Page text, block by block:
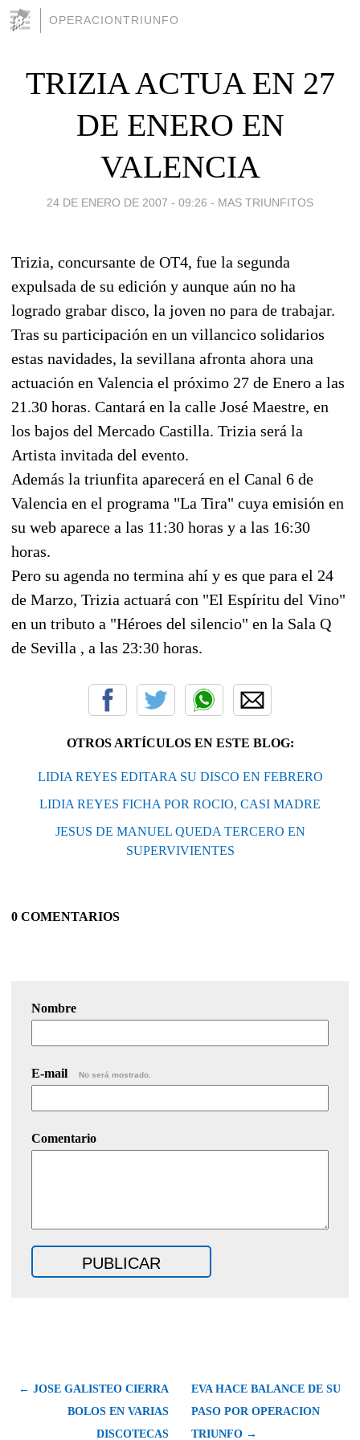
OPERACIONTRIUNFO
TRIZIA ACTUA EN 27
DE ENERO EN
VALENCIA
24 DE ENERO DE 2007 - 09:26 - MAS TRIUNFITOS
Trizia, concursante de OT4, fue la segunda
expulsada de su edición y aunque aún no ha
logrado grabar disco, la joven no para de trabajar.
Tras su participación en un villancico solidarios
estas navidades, la sevillana afronta ahora una
actuación en Valencia el próximo 27 de Enero a las
21.30 horas. Cantará en la calle José Maestre, en
los bajos del Mercado Castilla. Trizia será la
Artista invitada del evento.
Además la triunfita aparecerá en el Canal 6 de
Valencia en el programa "La Tira" cuya emisión en
su web aparece a las 11:30 horas y a las 16:30
horas.
Pero su agenda no termina ahí y es que para el 24
de Marzo, Trizia actuará con "El Espíritu del Vino"
en un tributo a "Héroes del silencio" en la Sala Q
de Sevilla , a las 23:30 horas.
OTROS ARTÍCULOS EN ESTE BLOG:
LIDIA REYES EDITARA SU DISCO EN FEBRERO
LIDIA REYES FICHA POR ROCIO, CASI MADRE
JESUS DE MANUEL QUEDA TERCERO EN
SUPERVIVIENTES
0 COMENTARIOS
Nombre
E-mail No será mostrado.
Comentario
← JOSE GALISTEO CIERRA
BOLOS EN VARIAS
DISCOTECAS
EVA HACE BALANCE DE SU
PASO POR OPERACION
TRIUNFO →